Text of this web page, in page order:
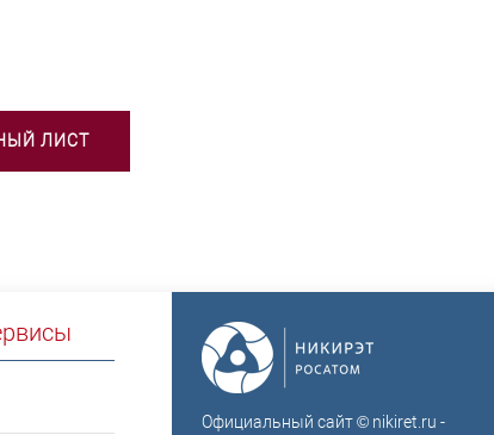
ЛИСТ
Официальный сайт © nikiret.ru -